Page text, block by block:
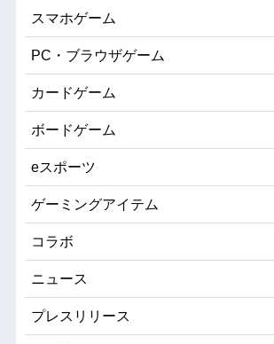
スマホゲーム
PC・ブラウザゲーム
カードゲーム
ボードゲーム
eスポーツ
ゲーミングアイテム
コラボ
ニュース
プレスリリース